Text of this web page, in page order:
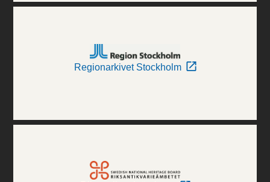
Regionarkivet Stockholm